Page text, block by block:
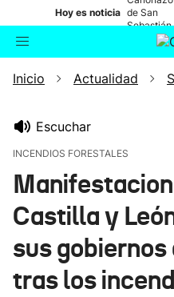
Hoy es noticia de San
Sebastián
Buscador
Inicio Actualidad
Escuchar
INCENDIOS FORESTALES
Castilla y
sus
tras los